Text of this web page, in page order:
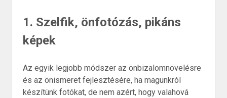
1. Szelfik, önfotózás, pikáns
képek
Az egyik legjobb módszer az önbizalomnövelésre
és az önismeret fejlesztésére, ha magunkról
készítünk fotókat, de nem azért, hogy valahová